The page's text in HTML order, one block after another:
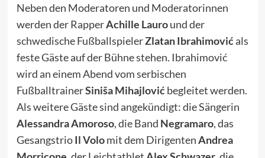
Neben den Moderatoren und Moderatorinnen
werden der RapperAchille Lauround der
schwedische FußballspielerZlatan Ibrahimovićals
feste Gäste auf der Bühne stehen. Ibrahimović
wird an einem Abend vom serbischen
FußballtrainerSiniša Mihajlovićbegleitet werden.
Als weitere Gäste sind angekündigt: die Sängerin
Alessandra Amoroso, die Band Negramaro, das
GesangstrioIl Volomit dem DirigentenAndrea